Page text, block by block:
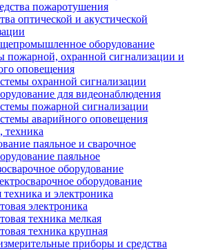
пожаротушения
оптической и акустической
оборудование
пожарной, охранной сигнализации и
оповещения
охранной сигнализации
для видеонаблюдения
пожарной сигнализации
аварийного оповещения
техника
паяльное и сварочное
паяльное
оборудование
оборудование
техника и электроника
электроника
техника мелкая
техника крупная
приборы и средства